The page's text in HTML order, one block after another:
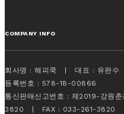
COMPANY INFO
회사명 : 해피쿡 | 대표 : 유완
등록번호 : 578-18-00866
통신판매신고번호 : 제2019-강
3820 | FAX : 033-261-3820